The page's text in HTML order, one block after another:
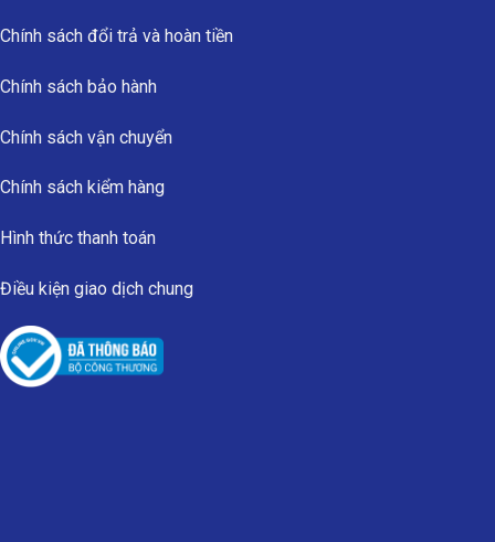
Chính sách đổi trả và hoàn tiền
Chính sách bảo hành
Chính sách vận chuyển
Chính sách kiểm hàng
Hình thức thanh toán
Điều kiện giao dịch chung